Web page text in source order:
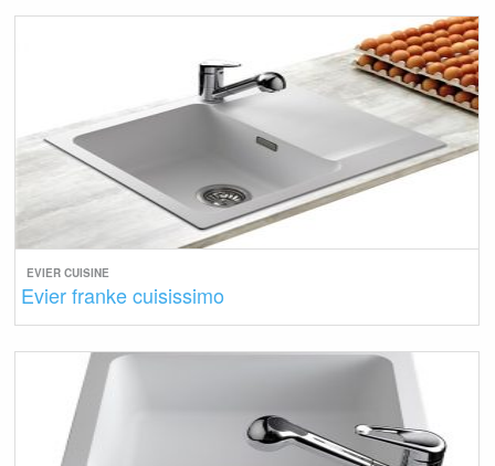
EVIER CUISINE
Evier franke cuisissimo